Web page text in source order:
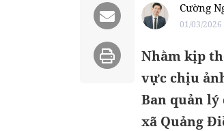
Cường
01/03/2026
Nhằm kịp
vực chịu
Ban quản
xã Quảng